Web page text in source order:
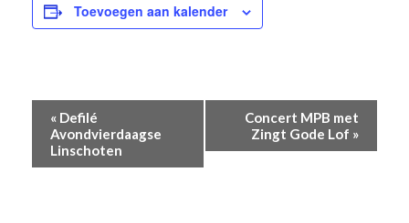
Toevoegen aan kalender
EVENEMENT
NAVIGATIE
« Defilé
Avondvierdaagse
Linschoten
Concert MPB met
Zingt Gode Lof »